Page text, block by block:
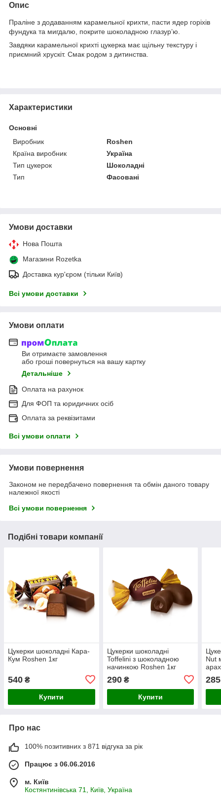
Опис
Праліне з додаванням карамельної крихти, пасти ядер горіхів
фундука та мигдалю, покрите шоколадною глазур’ю.
Завдяки карамельної крихті цукерка має щільну текстуру і
приємний хрускіт. Смак родом з дитинства.
Характеристики
Основні
Виробник
Roshen
Країна виробник
Україна
Тип цукерок
Шоколадні
Тип
Фасовані
Умови доставки
Нова Пошта
Магазини Rozetka
Доставка кур'єром (тільки Київ)
Всі умови доставки
Умови оплати
Ви отримаєте замовлення
або гроші повернуться на вашу картку
Детальніше
Оплата на рахунок
Для ФОП та юридичних осіб
Оплата за реквізитами
Всі умови оплати
Умови повернення
Законом не передбачено повернення та обмін даного товару
належної якості
Всі умови повернення
Подібні товари компанії
Цукерки шоколадні Кара-
Кум Roshen 1кг
540 ₴
Купити
Цукерки шоколадні
Toffelini з шоколадною
начинкою Roshen 1кг
290₴
Купити
Nut
285
Про нас
100% позитивних з 871 відгука за рік
Працює з 06.06.2016
м. Київ
Костянтинівська 71, Київ, Україна